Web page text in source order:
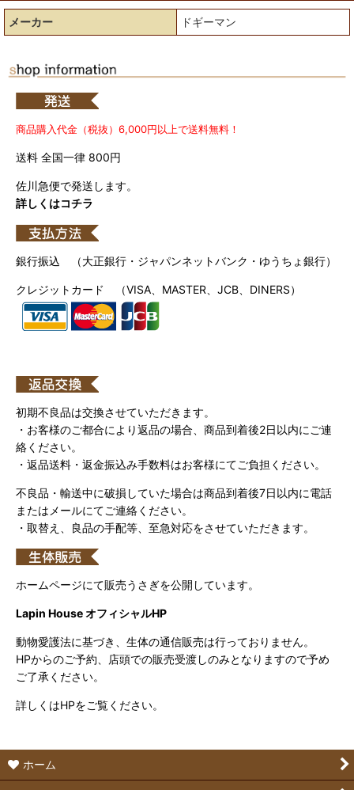
メーカー ドギーマン
商品購入代金（税抜）6,000円以上で送料無料！
送料 全国一律 800円
佐川急便で発送します。
詳しくはコチラ
銀行振込 （大正銀行・ジャパンネットバンク・ゆうちょ銀行）
クレジットカード （VISA、MASTER、JCB、DINERS）
初期不良品は交換させていただきます。
・お客様のご都合により返品の場合、商品到着後2日以内にご連
絡ください。
・返品送料・返金振込み手数料はお客様にてご負担ください。
不良品・輸送中に破損していた場合は商品到着後7日以内に電話
またはメールにてご連絡ください。
・取替え、良品の手配等、至急対応をさせていただきます。
ホームページにて販売うさぎを公開しています。
Lapin House オフィシャルHP
動物愛護法に基づき、生体の通信販売は行っておりません。
HPからのご予約、店頭での販売受渡しのみとなりますので予め
ご了承ください。
詳しくはHPをご覧ください。
ホーム